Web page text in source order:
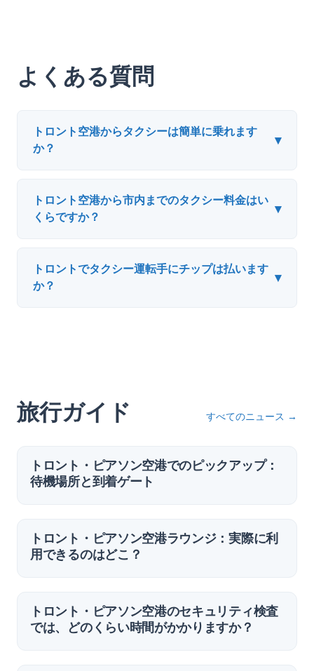
よくある質問
トロント空港からタクシーは簡単に乗れます
か？
▾
トロント空港から市内までのタクシー料金はい
くらですか？
▾
トロントでタクシー運転手にチップは払います
か？
▾
旅行ガイド すべてのニュース →
トロント・ピアソン空港でのピックアップ：
待機場所と到着ゲート
トロント・ピアソン空港ラウンジ：実際に利
用できるのはどこ？
トロント・ピアソン空港のセキュリティ検査
では、どのくらい時間がかかりますか？